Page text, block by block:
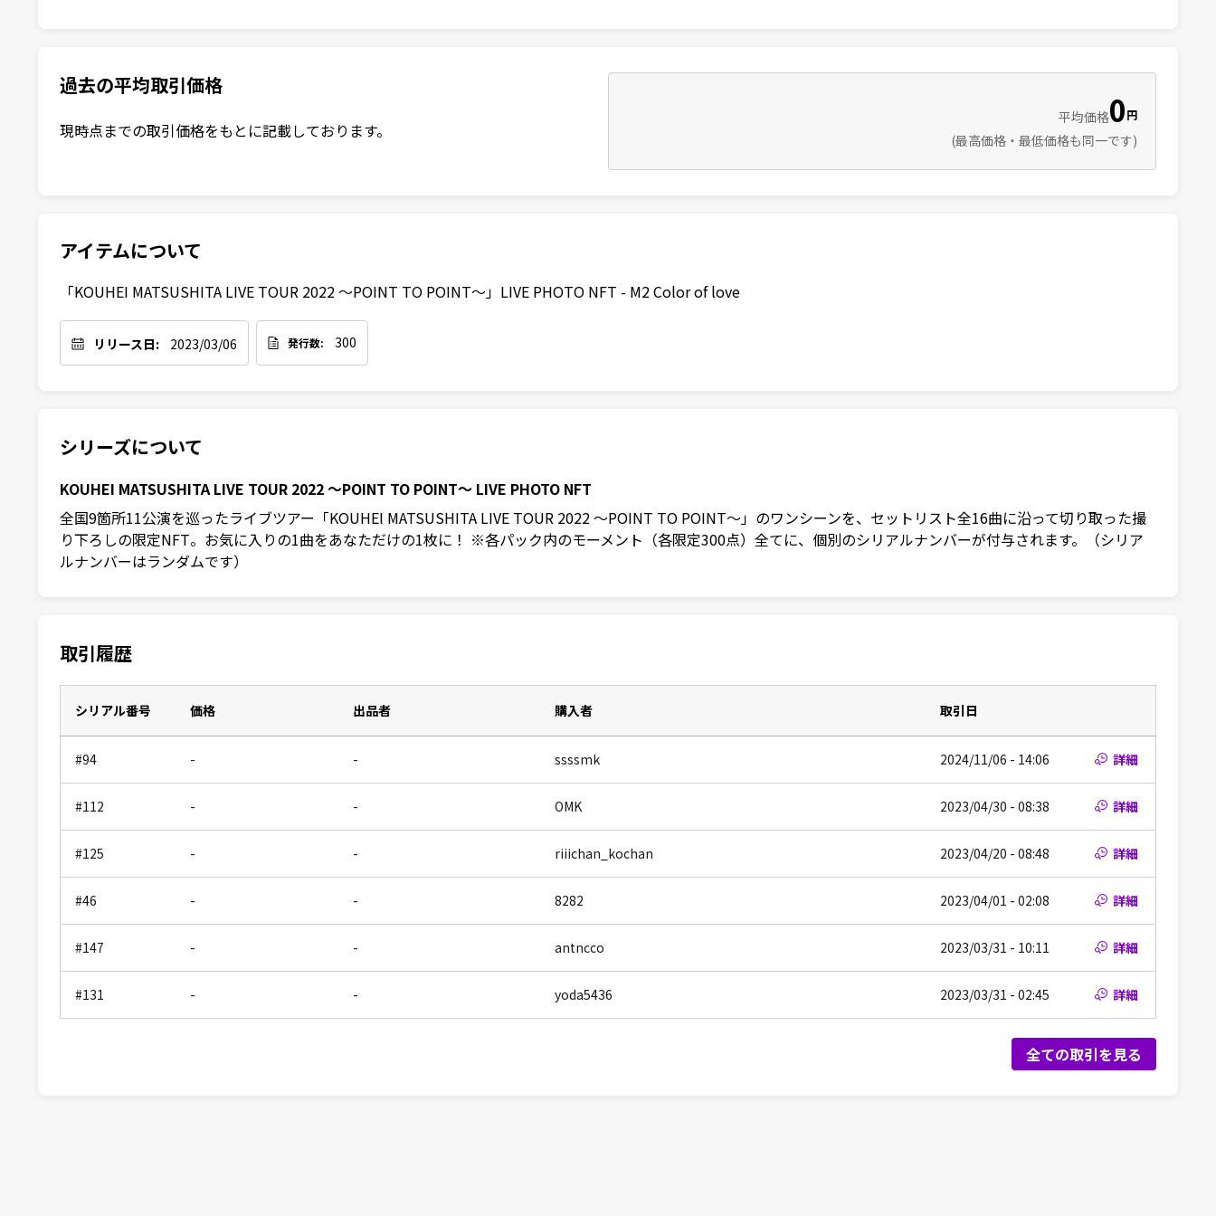
過去の平均取引価格
現時点までの取引価格をもとに記載しております。
平均価格0円
(最高価格・最低価格も同一です)
アイテムについて
「KOUHEI MATSUSHITA LIVE TOUR 2022 〜POINT TO POINT〜」LIVE PHOTO NFT - M2 Color of love
リリース日: 2023/03/06 発行数: 300
シリーズについて
KOUHEI MATSUSHITA LIVE TOUR 2022 〜POINT TO POINT〜 LIVE PHOTO NFT
全国9箇所11公演を巡ったライブツアー「KOUHEI MATSUSHITA LIVE TOUR 2022 〜POINT TO POINT〜」のワンシーンを、セットリスト全16曲に沿って切り取った撮
り下ろしの限定NFT。お気に入りの1曲をあなただけの1枚に！ ※各パック内のモーメント（各限定300点）全てに、個別のシリアルナンバーが付与されます。（シリア
ルナンバーはランダムです）
取引履歴
シリアル番号 価格 出品者 購入者 取引日
#94 - - ssssmk 2024/11/06 - 14:06 詳細
#112 - - OMK 2023/04/30 - 08:38 詳細
#125 - - riiichan_kochan 2023/04/20 - 08:48 詳細
#46 - - 8282 2023/04/01 - 02:08 詳細
#147 - - antncco 2023/03/31 - 10:11 詳細
#131 - - yoda5436 2023/03/31 - 02:45 詳細
全ての取引を見る